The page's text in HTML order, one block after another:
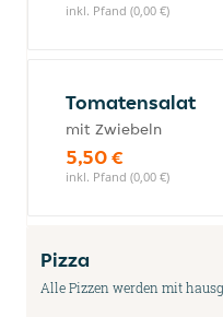
inkl. Pfand (0,00 €)
Tomatensalat
mit Zwiebeln
5,50 €
inkl. Pfand (0,00 €)
Pizza
Alle Pizzen werden mit